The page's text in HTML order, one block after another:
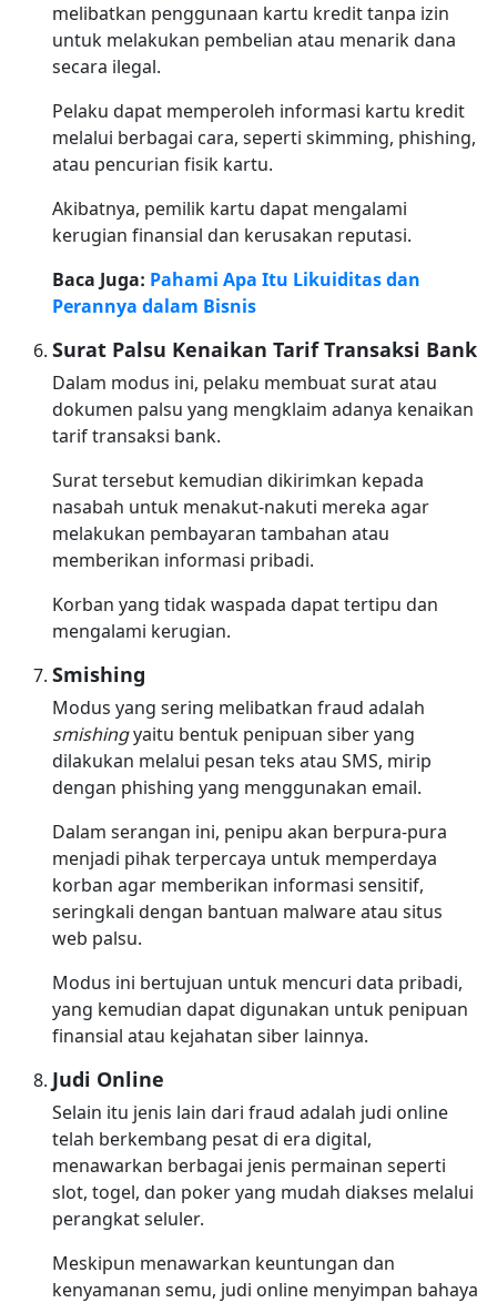
melibatkan penggunaan kartu kredit tanpa izin
untuk melakukan pembelian atau menarik dana
secara ilegal.
Pelaku dapat memperoleh informasi kartu kredit
melalui berbagai cara, seperti skimming, phishing,
atau pencurian fisik kartu.
Akibatnya, pemilik kartu dapat mengalami
kerugian finansial dan kerusakan reputasi.
Baca Juga: Pahami Apa Itu Likuiditas dan
Perannya dalam Bisnis
Surat Palsu Kenaikan Tarif Transaksi Bank
Dalam modus ini, pelaku membuat surat atau
dokumen palsu yang mengklaim adanya kenaikan
tarif transaksi bank.
Surat tersebut kemudian dikirimkan kepada
nasabah untuk menakut-nakuti mereka agar
melakukan pembayaran tambahan atau
memberikan informasi pribadi.
Korban yang tidak waspada dapat tertipu dan
mengalami kerugian.
Smishing
Modus yang sering melibatkan fraud adalah
smishingyaitu bentuk penipuan siber yang
dilakukan melalui pesan teks atau SMS, mirip
dengan phishing yang menggunakan email.
Dalam serangan ini, penipu akan berpura-pura
menjadi pihak terpercaya untuk memperdaya
korban agar memberikan informasi sensitif,
seringkali dengan bantuan malware atau situs
web palsu.
Modus ini bertujuan untuk mencuri data pribadi,
yang kemudian dapat digunakan untuk penipuan
finansial atau kejahatan siber lainnya.
Judi Online
Selain itu jenis lain dari fraud adalah judi online
telah berkembang pesat di era digital,
menawarkan berbagai jenis permainan seperti
slot, togel, dan poker yang mudah diakses melalui
perangkat seluler.
Meskipun menawarkan keuntungan dan
kenyamanan semu, judi online menyimpan bahaya